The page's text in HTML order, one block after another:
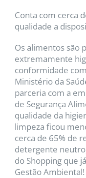
Conta com cerca
qualidade a
Os alimentos são
extremamente
conformidade
Ministério da
parceria com a
de Segurança
qualidade da
limpeza ficou
cerca de 65% de
detergente
do Shopping que
Gestão Ambiental!